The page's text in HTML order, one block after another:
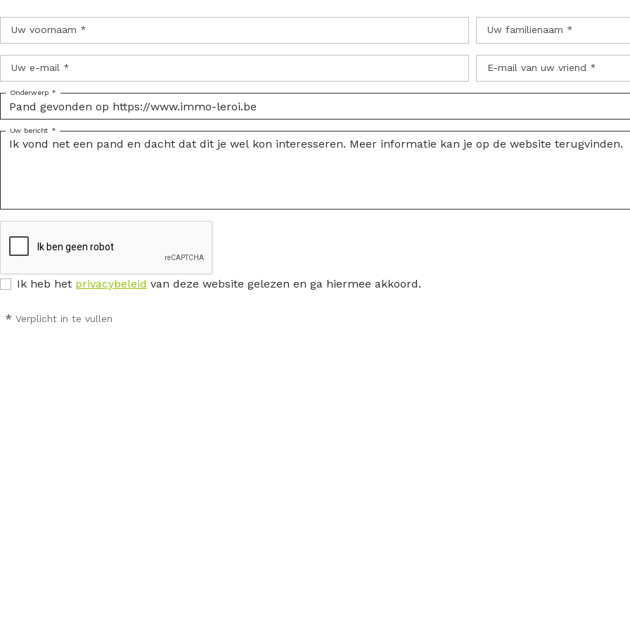
Uw voornaam * Uw familienaam *
Uw e-mail * E-mail van uw vriend *
Onderwerp *
Uw bericht *
Ik heb het privacybeleid van deze website gelezen en ga hiermee akkoord.
* Verplicht in te vullen